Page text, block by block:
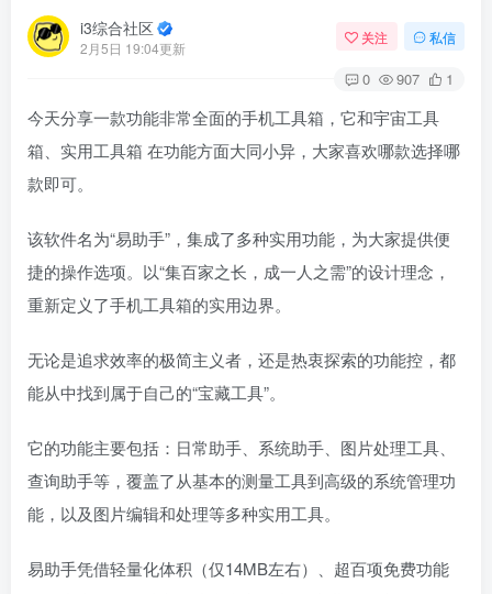
i3综合社区
2月5日 19:04更新
关注 私信
0 907 1
今天分享一款功能非常全面的手机工具箱，它和宇宙工具
箱、实用工具箱 在功能方面大同小异，大家喜欢哪款选择哪
款即可。
该软件名为“易助手”，集成了多种实用功能，为大家提供便
捷的操作选项。以“集百家之长，成一人之需”的设计理念，
重新定义了手机工具箱的实用边界。
无论是追求效率的极简主义者，还是热衷探索的功能控，都
能从中找到属于自己的“宝藏工具”。
它的功能主要包括：日常助手、系统助手、图片处理工具、
查询助手等，覆盖了从基本的测量工具到高级的系统管理功
能，以及图片编辑和处理等多种实用工具。
易助手凭借轻量化体积（仅14MB左右）、超百项免费功能